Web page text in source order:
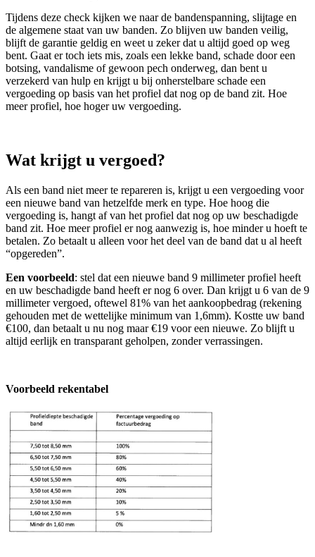
Tijdens deze check kijken we naar de bandenspanning, slijtage en
de algemene staat van uw banden. Zo blijven uw banden veilig,
blijft de garantie geldig en weet u zeker dat u altijd goed op weg
bent. Gaat er toch iets mis, zoals een lekke band, schade door een
botsing, vandalisme of gewoon pech onderweg, dan bent u
verzekerd van hulp en krijgt u bij onherstelbare schade een
vergoeding op basis van het profiel dat nog op de band zit. Hoe
meer profiel, hoe hoger uw vergoeding.
Wat krijgt u vergoed?
Als een band niet meer te repareren is, krijgt u een vergoeding voor
een nieuwe band van hetzelfde merk en type. Hoe hoog die
vergoeding is, hangt af van het profiel dat nog op uw beschadigde
band zit. Hoe meer profiel er nog aanwezig is, hoe minder u hoeft te
betalen. Zo betaalt u alleen voor het deel van de band dat u al heeft
“opgereden”.
Een voorbeeld: stel dat een nieuwe band 9 millimeter profiel heeft
en uw beschadigde band heeft er nog 6 over. Dan krijgt u 6 van de 9
millimeter vergoed, oftewel 81% van het aankoopbedrag (rekening
gehouden met de wettelijke minimum van 1,6mm). Kostte uw band
€100, dan betaalt u nu nog maar €19 voor een nieuwe. Zo blijft u
altijd eerlijk en transparant geholpen, zonder verrassingen.
Voorbeeld rekentabel